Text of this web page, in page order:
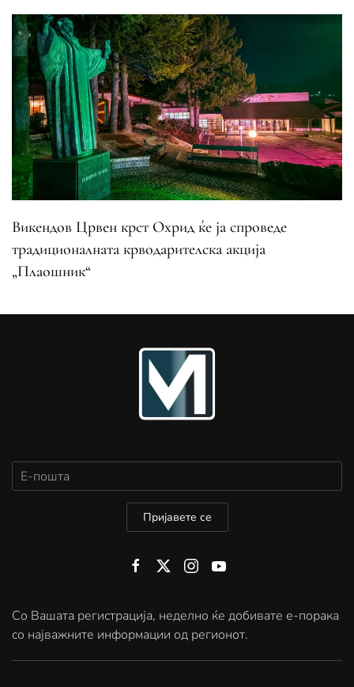
Викендов Црвен крст Охрид ќе ја спроведе
традиционалната крводарителска акција
„Плаошник“
Пријавете се
Со Вашата регистрација, неделно ќе добивате е-порака
со најважните информации од регионот.